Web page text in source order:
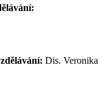
Dis. Veronika